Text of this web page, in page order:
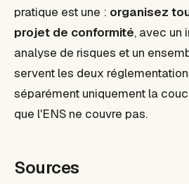
pratique est une : organisez
projet de conformité, avec un
analyse de risques et un
servent les deux
séparément uniquement la
que l'ENS ne couvre pas.
Sources